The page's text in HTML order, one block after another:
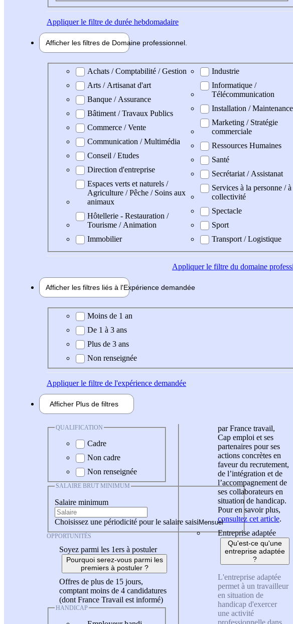
Appliquerle filtre de durée hebdomadaire
Afficher les filtres de Domaine professionnel
Domaine professionel
Achats / Comptabilité / Gestion
Arts / Artisanat d'art
Banque / Assurance
Bâtiment / Travaux Publics
Commerce / Vente
Communication / Multimédia
Conseil / Etudes
Direction d'entreprise
Espaces verts et naturels /
Agriculture / Pêche / Soins aux
animaux
Hôtellerie - Restauration /
Tourisme / Animation
Immobilier
Industrie
Informatique /
Télécommunication
Installation / Maintenance
Marketing / Stratégie
commerciale
Ressources Humaines
Santé
Secrétariat / Assistanat
Services à la personne / à
collectivité
Spectacle
Sport
Transport / Logistique
Appliquerle filtre du domaine
Afficher les filtres liés à l'Expérience demandée
Expérience demandée
Moins de 1 an
De 1 à 3 ans
Plus de 3 ans
Non renseignée
Appliquerle filtre de l'expérience demandée
Afficher Plus de filtres
QUALIFICATION
Cadre
Non cadre
Non renseignée
SALAIRE BRUT MINIMUM
Salaire minimum
Choisissez une périodicité pour le salaire saisi
OPPORTUNITÉS
Soyez parmi les 1ers à postuler
Pourquoi serez-vous parmi les
premiers à postuler ?
Offres de plus de 15 jours,
comptant moins de 4 candidatures
(dont France Travail est informé)
HANDICAP
par France travail,
Cap emploi et ses
partenaires pour ses
actions concrètes en
faveur du recrutement,
de l’intégration et de
l’accompagnement de
ses collaborateurs en
situation de handicap.
Pour en savoir plus,
consultez cet article.
Entreprise adaptée
Qu'est-ce qu'une
entreprise adaptée
?
L'entreprise adaptée
permet à un travailleur
en situation de
handicap d'exercer
une activité
professionnelle dans